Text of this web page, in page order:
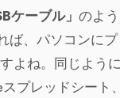
ケーブル」 のよ
ば、パソコンに
よね。同じよう
プレッドシート、